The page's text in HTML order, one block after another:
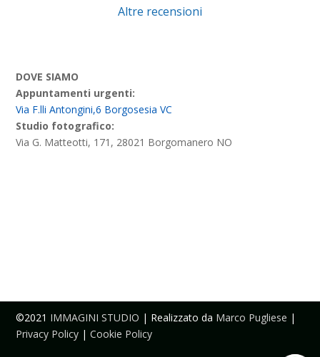
Altre recensioni
DOVE SIAMO
Appuntamenti urgenti:
Via F.lli Antongini,6 Borgosesia VC
Studio fotografico:
Via G. Matteotti, 171, 28021 Borgomanero NO
©2021 IMMAGINI STUDIO | Realizzato da Marco Pugliese |
Privacy Policy |Cookie Policy